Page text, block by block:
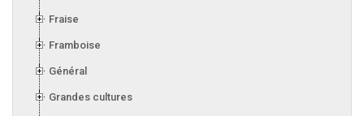
Fraise
Framboise
Général
Grandes cultures